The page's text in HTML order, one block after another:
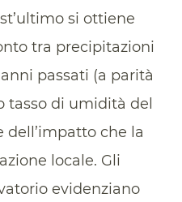
si ottiene
tra precipitazioni
passati (a parità
tasso di umidità del
dell’impatto che la
locale. Gli
evidenziano